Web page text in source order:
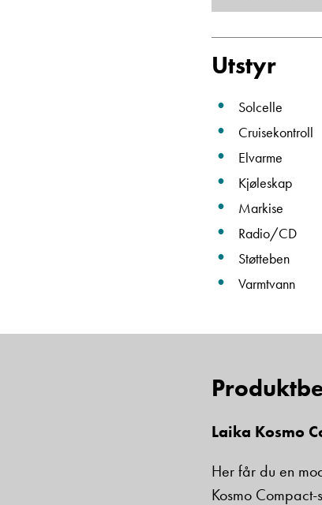
Utstyr
Solcelle
Cruisekontroll
Elvarme
Kjøleskap
Markise
Radio/CD
Støtteben
Varmtvann
Laika Kosmo
Her får du en
Kosmo